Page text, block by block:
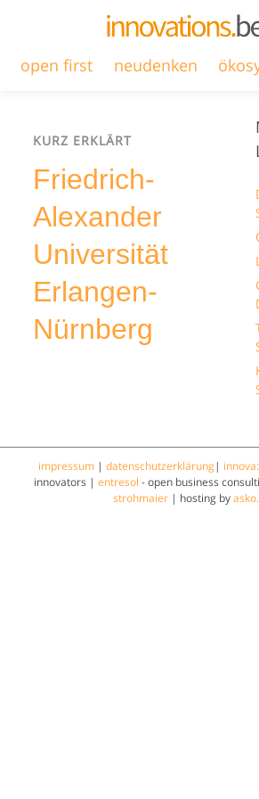
open first neudenken
KURZ ERKLÄRT
Friedrich-
Alexander
Universität
Erlangen-
Nürnberg
impressum| datenschutzerklärung |
innovators | entresol - open business
strohmaier | hosting by